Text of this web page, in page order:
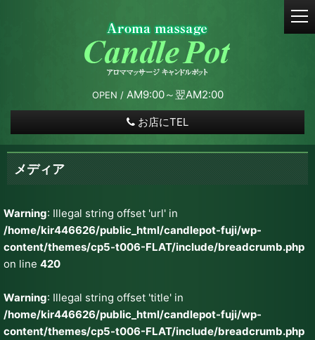
OPEN / AM9:00～翌AM2:00
お店にTEL
メディア
Warning: Illegal string offset 'url' in
/home/kir446626/public_html/candlepot-fuji/wp-
content/themes/cp5-t006-FLAT/include/breadcrumb.php
on line 420
Warning: Illegal string offset 'title' in
/home/kir446626/public_html/candlepot-fuji/wp-
content/themes/cp5-t006-FLAT/include/breadcrumb.php
t
o
v
i